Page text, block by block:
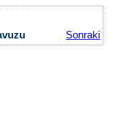
Sonraki